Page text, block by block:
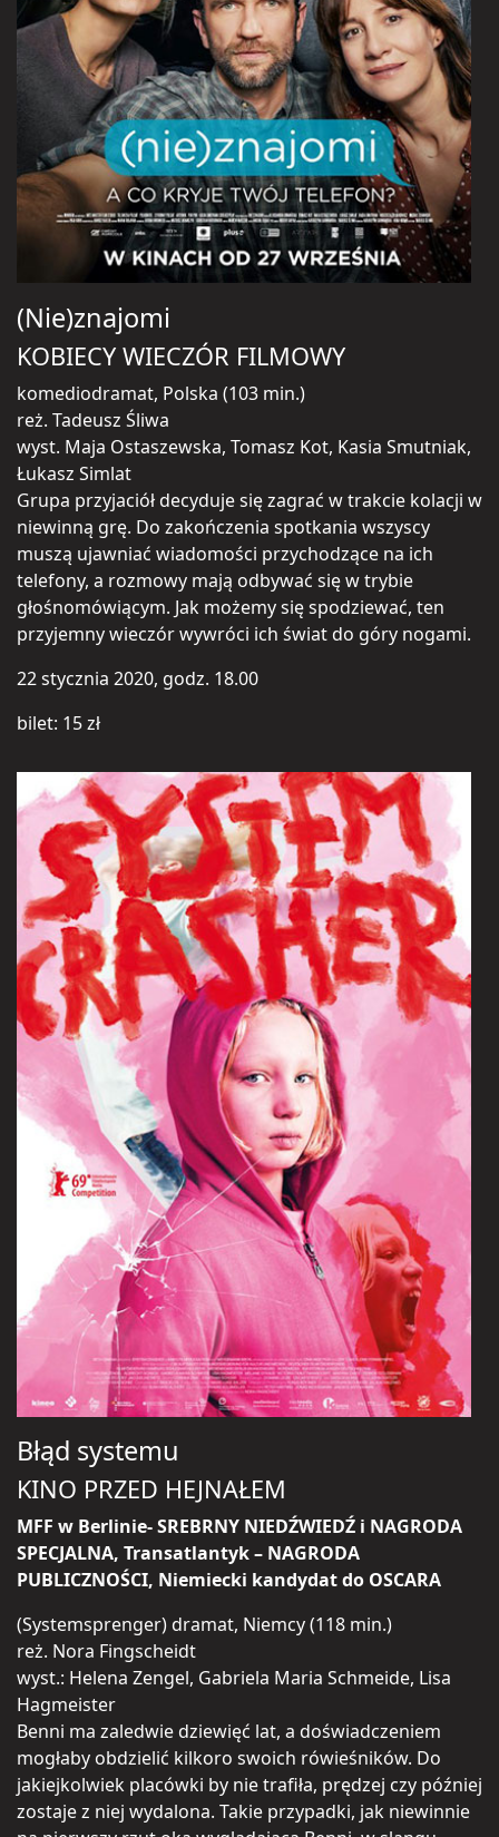
(Nie)znajomi
KOBIECY WIECZÓR FILMOWY
komediodramat, Polska (103 min.)
reż. Tadeusz Śliwa
wyst. Maja Ostaszewska, Tomasz Kot, Kasia Smutniak,
Łukasz Simlat
Grupa przyjaciół decyduje się zagrać w trakcie kolacji w
niewinną grę. Do zakończenia spotkania wszyscy
muszą ujawniać wiadomości przychodzące na ich
telefony, a rozmowy mają odbywać się w trybie
głośnomówiącym. Jak możemy się spodziewać, ten
przyjemny wieczór wywróci ich świat do góry nogami.
22 stycznia 2020, godz. 18.00
bilet: 15 zł
Błąd systemu
KINO PRZED HEJNAŁEM
MFF w Berlinie- SREBRNY NIEDŹWIEDŹ i NAGRODA
SPECJALNA, Transatlantyk – NAGRODA
PUBLICZNOŚCI, Niemiecki kandydat do OSCARA
(Systemsprenger) dramat, Niemcy (118 min.)
reż. Nora Fingscheidt
wyst.: Helena Zengel, Gabriela Maria Schmeide, Lisa
Hagmeister
Benni ma zaledwie dziewięć lat, a doświadczeniem
mogłaby obdzielić kilkoro swoich rówieśników. Do
jakiejkolwiek placówki by nie trafiła, prędzej czy później
zostaje z niej wydalona. Takie przypadki, jak niewinnie